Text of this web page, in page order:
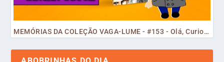
MEMÓRIAS DA COLEÇÃO VAGA-LUME - #153 - Olá, Curiosos! 2023